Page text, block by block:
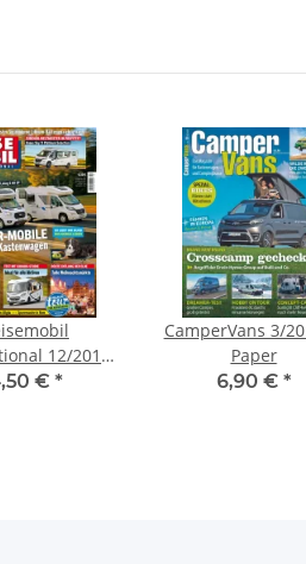
12/2019
oder Print-
€ *
CamperVans 3/
Paper
6,90 € *